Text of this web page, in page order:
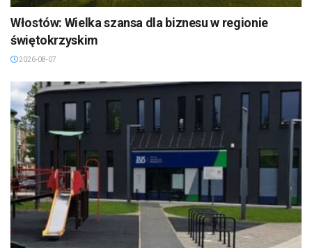
Włostów: Wielka szansa dla biznesu w regionie
świętokrzyskim
2026-08-07